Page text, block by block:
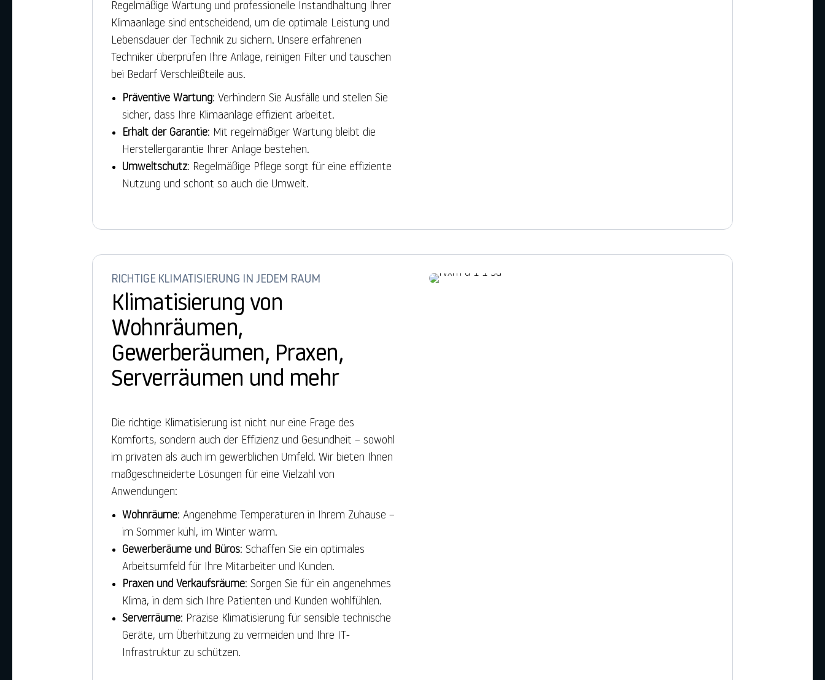
Regelmäßige Wartung und professionelle Instandhaltung Ihrer
Klimaanlage sind entscheidend, um die optimale Leistung und
Lebensdauer der Technik zu sichern. Unsere erfahrenen
Techniker überprüfen Ihre Anlage, reinigen Filter und tauschen
bei Bedarf Verschleißteile aus.
Präventive Wartung: Verhindern Sie Ausfälle und stellen Sie
sicher, dass Ihre Klimaanlage effizient arbeitet.
Erhalt der Garantie: Mit regelmäßiger Wartung bleibt die
Herstellergarantie Ihrer Anlage bestehen.
Umweltschutz: Regelmäßige Pflege sorgt für eine effiziente
Nutzung und schont so auch die Umwelt.
RICHTIGE KLIMATISIERUNG IN JEDEM RAUM
Klimatisierung von
Wohnräumen,
Gewerberäumen, Praxen,
Serverräumen und mehr
Die richtige Klimatisierung ist nicht nur eine Frage des
Komforts, sondern auch der Effizienz und Gesundheit – sowohl
im privaten als auch im gewerblichen Umfeld. Wir bieten Ihnen
maßgeschneiderte Lösungen für eine Vielzahl von
Anwendungen:
Wohnräume: Angenehme Temperaturen in Ihrem Zuhause –
im Sommer kühl, im Winter warm.
Gewerberäume und Büros: Schaffen Sie ein optimales
Arbeitsumfeld für Ihre Mitarbeiter und Kunden.
Praxen und Verkaufsräume: Sorgen Sie für ein angenehmes
Klima, in dem sich Ihre Patienten und Kunden wohlfühlen.
Serverräume: Präzise Klimatisierung für sensible technische
Geräte, um Überhitzung zu vermeiden und Ihre IT-
Infrastruktur zu schützen.